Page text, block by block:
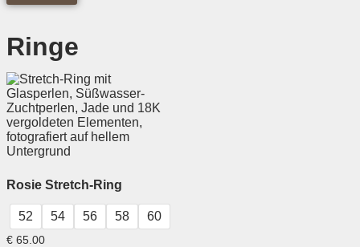
Ringe
Rosie Stretch-Ring
52 54 56 58 60
€ 65.00